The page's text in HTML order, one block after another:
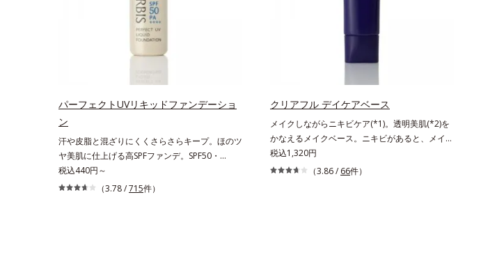
とりパウダー(*3)」を配合し、くずれ＆テカリを
防いでサラサラ肌が長時間続きます。パウダータ
イプながら、SPF50+・PA++++。パウダーならで
はの軽いつけごこちで、日焼け止めが苦手な方に
ープルーフ(*4)だから、レジャーにも大活躍して
くれます。*1 シリカ、セルロース、窒化ホウ素
*2 シリカ6種類、セルロース*3 シリカ配合＝皮
脂を吸着する粉体*4 化粧持ち性能
ーして、自然な陶器肌を叶えます。*1 乾燥など
*2 すべての人に皮膚刺激がおきないというわけ
のもと）ができないというわけではありません。
パーフェクトUVリキッドファンデーショ
ン
汗や皮脂と混ざりにくくさらさらキープ。ほのツ
ヤ美肌に仕上げる高SPFファンデ。SPF50・
PA++++で紫外線を強力カットしながら、さらさ
ら美肌が10時間(*)続くリキッドファンデーショ
税込440円～
（3.78 /715件）
クリアフル デイケアベース
メイクしながらニキビケア(*1)。透明美肌(*2)を
かなえるメイクベース。ニキビがあると、メイク
はニキビに良くないのではないかと心配になりが
ち。しかし何も塗らないと、刺激に弱いニキビ肌
税込1,320円
（3.86 / 66件）